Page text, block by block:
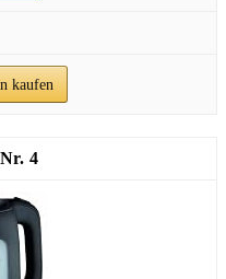
kaufen
4